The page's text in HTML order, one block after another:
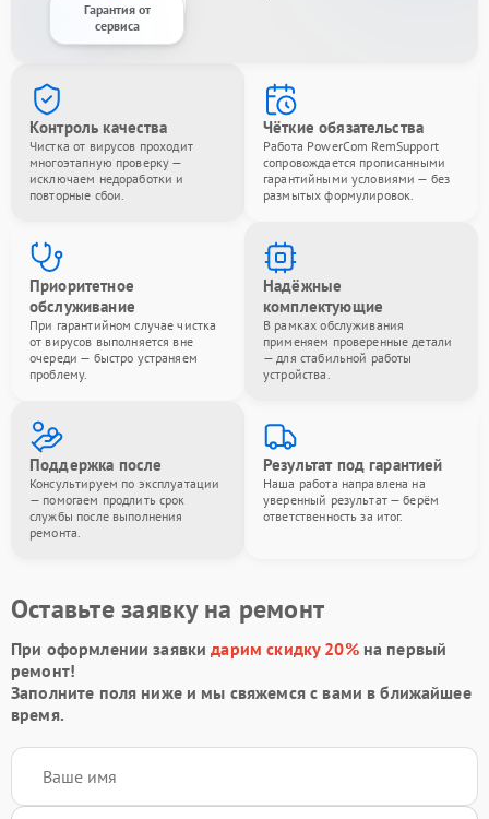
Гарантия от
сервиса
Контроль качества
Чистка от вирусов проходит
многоэтапную проверку —
исключаем недоработки и
повторные сбои.
Чёткие обязательства
Работа PowerCom RemSupport
сопровождается прописанными
гарантийными условиями — без
размытых формулировок.
Приоритетное
обслуживание
При гарантийном случае чистка
от вирусов выполняется вне
очереди — быстро устраняем
проблему.
Надёжные
комплектующие
В рамках обслуживания
применяем проверенные детали
— для стабильной работы
устройства.
Поддержка после
Консультируем по эксплуатации
— помогаем продлить срок
службы после выполнения
ремонта.
Результат под гарантией
Наша работа направлена на
уверенный результат — берём
ответственность за итог.
Оставьте заявку на ремонт
При оформлении заявкидарим скидку 20%на первый
ремонт!
Заполните поля ниже и мы свяжемся с вами в ближайшее
время.